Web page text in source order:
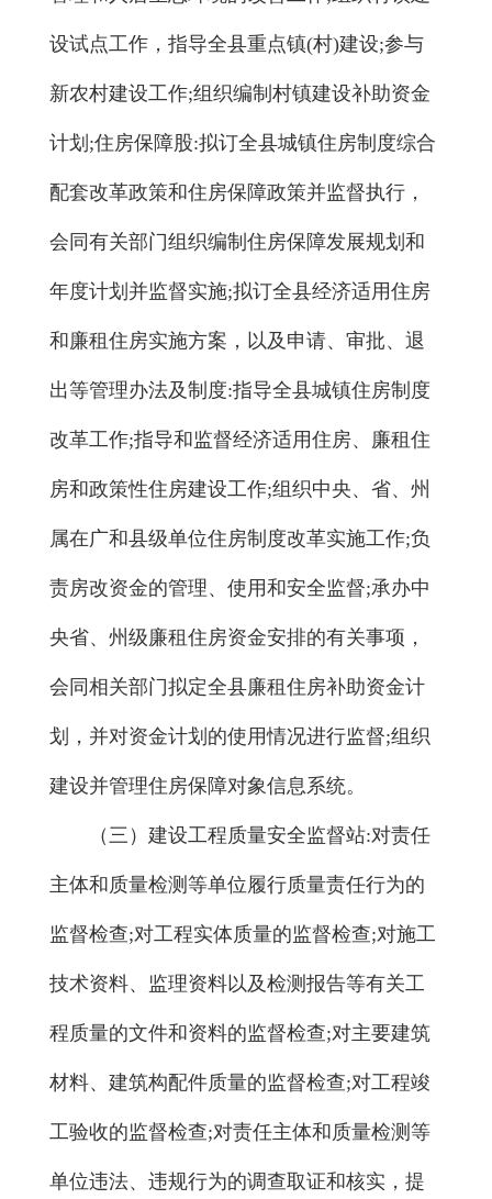
设试点工作，指导全县重点镇(村)建设;参与
新农村建设工作;组织编制村镇建设补助资金
计划;住房保障股:拟订全县城镇住房制度综合
配套改革政策和住房保障政策并监督执行，
会同有关部门组织编制住房保障发展规划和
年度计划并监督实施;拟订全县经济适用住房
和廉租住房实施方案，以及申请、审批、退
出等管理办法及制度:指导全县城镇住房制度
改革工作;指导和监督经济适用住房、廉租住
房和政策性住房建设工作;组织中央、省、州
属在广和县级单位住房制度改革实施工作;负
责房改资金的管理、使用和安全监督;承办中
央省、州级廉租住房资金安排的有关事项，
会同相关部门拟定全县廉租住房补助资金计
划，并对资金计划的使用情况进行监督;组织
建设并管理住房保障对象信息系统。
（三）建设工程质量安全监督站:对责任
主体和质量检测等单位履行质量责任行为的
监督检查;对工程实体质量的监督检查;对施工
技术资料、监理资料以及检测报告等有关工
程质量的文件和资料的监督检查;对主要建筑
材料、建筑构配件质量的监督检查;对工程竣
工验收的监督检查;对责任主体和质量检测等
单位违法、违规行为的调查取证和核实，提